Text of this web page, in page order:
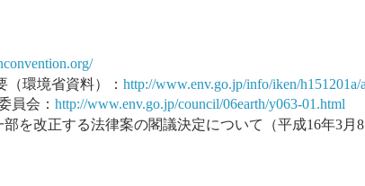
（環境省資料）：http://www.env.go.jp/info/iken/h151201a/
員会：http://www.env.go.jp/council/06earth/y063-01.html
を改正する法律案の閣議決定について（平成16年3月